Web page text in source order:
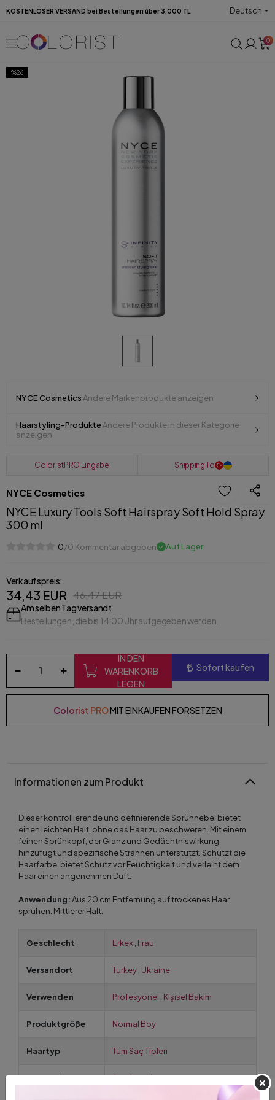
KOSTENLOSER VERSAND bei Bestellungen über 3.000 TL Deutsch
0
%26
NYCE Cosmetics Andere Markenprodukte anzeigen
Haarstyling-ProdukteAndere Produkte in dieser Kategorie
anzeigen
ColoristPRO Eingabe Shipping To
NYCE Cosmetics
NYCE Luxury Tools Soft Hairspray Soft Hold Spray
300 ml
0/0 Kommentar abgeben Auf Lager
Verkaufspreis:
34,43 EUR 46,47 EUR
Am selben Tag versandt
Bestellungen, die bis 14:00 Uhr aufgegeben werden.
IN DEN
WARENKORB
LEGEN
Sofort kaufen
Colorist PROMIT EINKAUFEN FORSETZEN
Informationen zum Produkt
Dieser kontrollierende und definierende Sprühnebel bietet
einen leichten Halt, ohne das Haar zu beschweren. Mit einem
feinen Sprühkopf, der Glanz und Gedächtniswirkung
hinzufügt und spezifische Strähnen unterstützt. Schützt die
Haarfarbe, bietet Schutz vor Feuchtigkeit und verleiht dem
Haar einen angenehmen Duft.
Anwendung:Aus 20 cm Entfernung auf trockenes Haar
sprühen. Mittlerer Halt.
Geschlecht Erkek Frau
Versandort Turkey Ukraine
Verwenden Profesyonel Kişisel Bakım
Produktgröße Normal Boy
Haartyp Tüm Saç Tipleri
Haarstyling Saç Spreyi